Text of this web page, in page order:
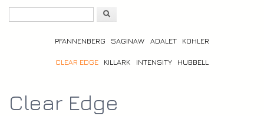
PFANNENBERG SAGINAW ADALET KOHLER
CLEAR EDGE KILLARK INTENSITY HUBBELL
Clear Edge